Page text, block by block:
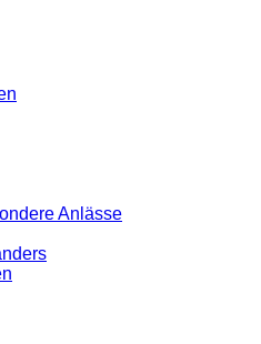
Anlässe